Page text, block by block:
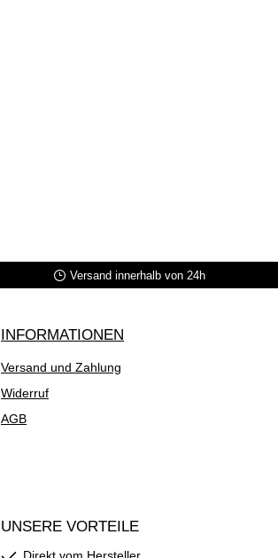
Versand innerhalb von 24h
INFORMATIONEN
Versand und Zahlung
Widerruf
AGB
UNSERE VORTEILE